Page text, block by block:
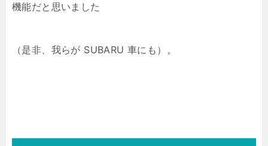
機能だと思いました
（是非、我らが SUBARU 車にも）。